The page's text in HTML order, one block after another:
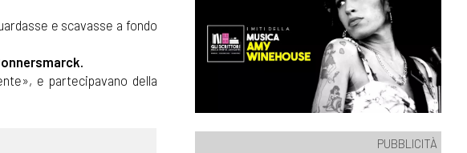
e scavasse a fondo
e partecipavano della
PUBBLICITÀ